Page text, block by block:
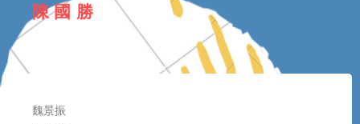
陳國勝
魏景振